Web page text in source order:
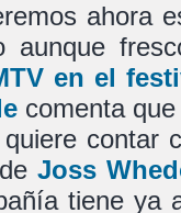
ahora
aunque
en el
comenta que
contar
deJoss
tiene ya